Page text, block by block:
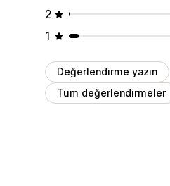
2
1
Değerlendirme yazın
Tüm değerlendirmeler